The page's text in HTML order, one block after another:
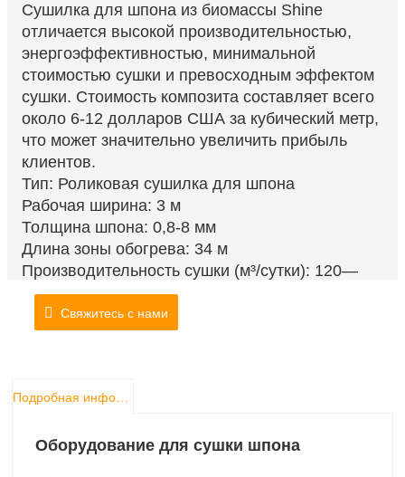
Сушилка для шпона из биомассы Shine
отличается высокой производительностью,
энергоэффективностью, минимальной
стоимостью сушки и превосходным эффектом
сушки. Стоимость композита составляет всего
около 6-12 долларов США за кубический метр,
что может значительно увеличить прибыль
клиентов.
Тип: Роликовая сушилка для шпона
Рабочая ширина: 3 м
Толщина шпона: 0,8-8 мм
Длина зоны обогрева: 34 м
Производительность сушки (м³/сутки): 120—
130
Влажность шпона в воде: Свежий шпон
примерно до 0-15%
Источник тепла: горелка на биомассе
Свяжитесь с нами
Подробная информация о продукте
Оборудование для сушки шпона